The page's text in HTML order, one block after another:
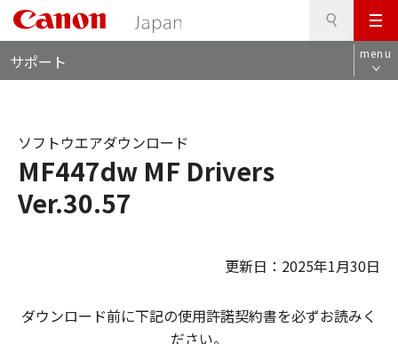
メ
ニ
ュ
サポート menu
MF447dw MF Drivers
Ver.30.57
ソフトウエアダウンロード
更新日：2025年1月30日
ダウンロード前に下記の使用許諾契約書を必ずお読みく
ださい。